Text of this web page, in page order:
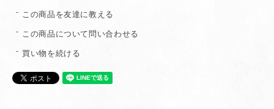
この商品を友達に教える
この商品について問い合わせる
買い物を続ける